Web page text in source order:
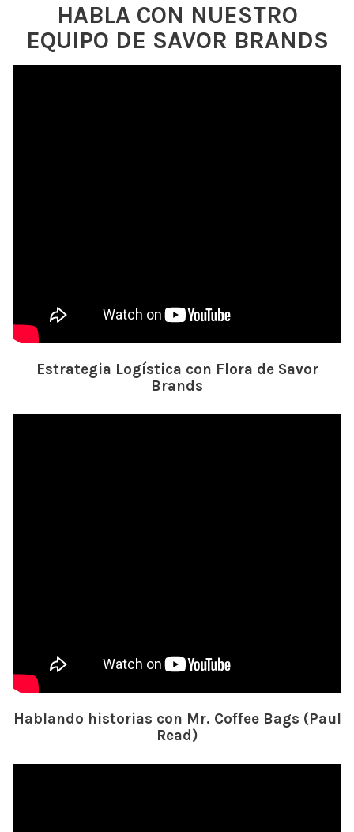
HABLA CON NUESTRO
EQUIPO DE SAVOR BRANDS
Estrategia Logística con Flora de Savor
Brands
Hablando historias con Mr. Coffee Bags (Paul
Read)